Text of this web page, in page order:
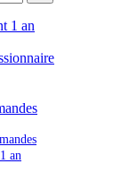
1 an
an